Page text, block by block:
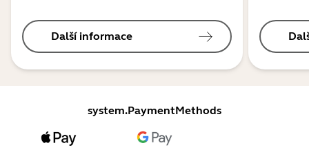
Další informace
system.PaymentMethods